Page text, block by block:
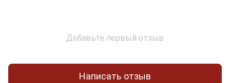
Добавьте первый отзыв
Написать отзыв